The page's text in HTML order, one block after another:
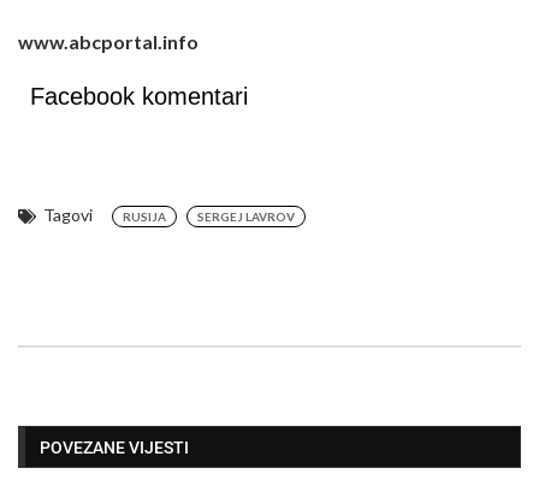
www.abcportal.info
Facebook komentari
Tagovi RUSIJA SERGEJ LAVROV
POVEZANE VIJESTI